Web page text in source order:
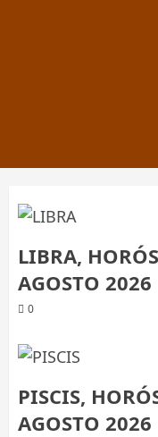
LIBRA,
AGOSTO 2026
0
PISCIS,
AGOSTO 2026